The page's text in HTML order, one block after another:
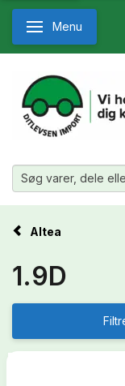
Skifte navigation
Menu
Altea
1.9D